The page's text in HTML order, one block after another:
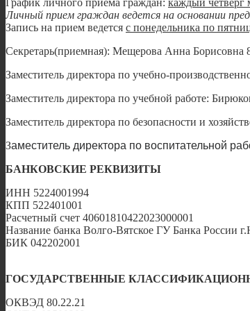
Личный прием граждан ведется на основании
Запись на прием ведется с понедельника по
Секретарь(приемная): Мещерова Анна Борисовна
Заместитель директора по учебно-
Заместитель директора по учебной работе:
Заместитель директора по безопасности и
Заместитель директора по воспитательной
БАНКОВСКИЕ РЕКВИЗИТЫ
ИНН 5224001994
КПП 522401001
Расчетный счет 40601810422023000001
Название банка Волго-Вятское ГУ Банка России
БИК 042202001
ГОСУДАРСТВЕННЫЕ
ОКВЭД 80.22.21